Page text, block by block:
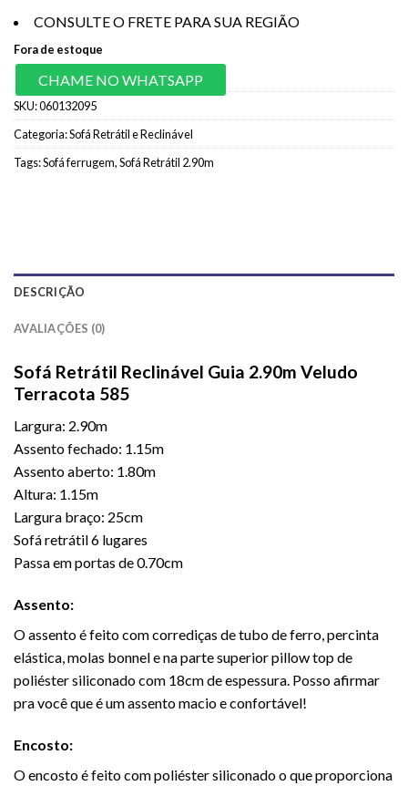
CONSULTE O FRETE PARA SUA REGIÃO
Fora de estoque
CHAME NO WHATSAPP
SKU:060132095
Categoria:Sofá Retrátil e Reclinável
Tags:Sofá ferrugem,Sofá Retrátil 2.90m
DESCRIÇÃO
AVALIAÇÕES (0)
Sofá Retrátil Reclinável Guia 2.90m Veludo
Terracota 585
Largura: 2.90m
Assento fechado: 1.15m
Assento aberto: 1.80m
Altura: 1.15m
Largura braço: 25cm
Sofá retrátil 6 lugares
Passa em portas de 0.70cm
Assento:
O assento é feito com corrediças de tubo de ferro, percinta
elástica, molas bonnel e na parte superior pillow top de
poliéster siliconado com 18cm de espessura. Posso afirmar
pra você que é um assento macio e confortável!
Encosto:
O encosto é feito com poliéster siliconado o que proporciona